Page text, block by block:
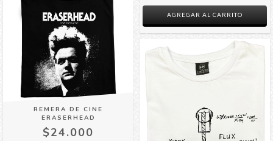
AGREGAR AL CARRITO
REMERA DE CINE
ERASERHEAD
$24.000